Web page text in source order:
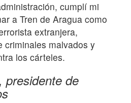
cumplí mi
a Tren de Aragua como
extranjera,
criminales malvados y
los cárteles.
presidente de